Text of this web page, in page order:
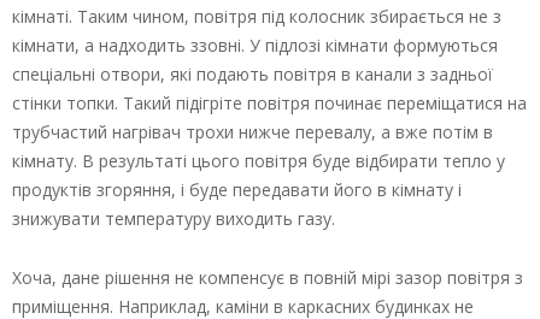
кімнаті. Таким чином, повітря під колосник збирається не з
кімнати, а надходить ззовні. У підлозі кімнати формуються
спеціальні отвори, які подають повітря в канали з задньої
стінки топки. Такий підігріте повітря починає переміщатися на
трубчастий нагрівач трохи нижче перевалу, а вже потім в
кімнату. В результаті цього повітря буде відбирати тепло у
продуктів згоряння, і буде передавати його в кімнату і
знижувати температуру виходить газу.
Хоча, дане рішення не компенсує в повній мірі зазор повітря з
приміщення. Наприклад, каміни в каркасних будинках не